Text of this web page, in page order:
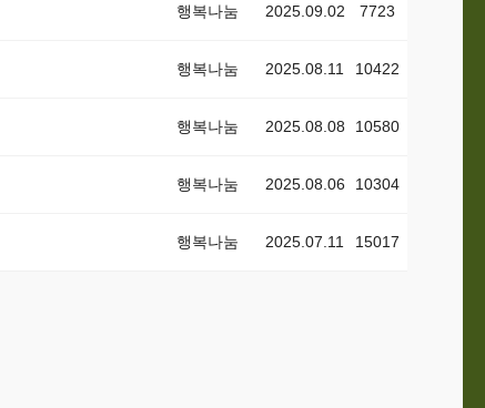
행복나눔 2025.09.02 7723
행복나눔 2025.08.11 10422
행복나눔 2025.08.08 10580
행복나눔 2025.08.06 10304
행복나눔 2025.07.11 15017